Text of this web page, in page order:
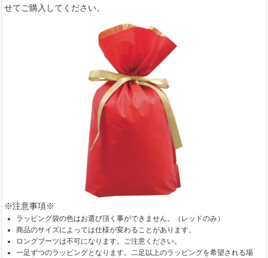
せてご購入してください。
※注意事項※
ラッピング袋の色はお選び頂く事ができません。（レッドのみ）
商品のサイズによっては仕様が変わることがあります。
ロングブーツは不可になります。ご注意ください。
一足ずつのラッピングとなります。二足以上のラッピングを希望される場